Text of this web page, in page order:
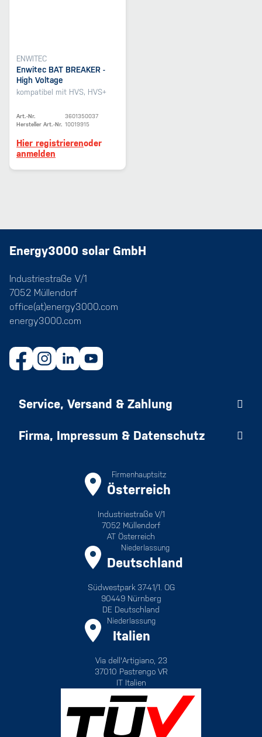
ENWITEC
Enwitec BAT BREAKER -
High Voltage
kompatibel mit HVS, HVS+
Art.-Nr.
3601350037
Hersteller Art.-Nr. 10019915
Hier registrierenoder
anmelden
Energy3000 solar GmbH
Industriestraße V/1
7052 Müllendorf
office(at)energy3000.com
energy3000.com
Service, Versand & Zahlung
Firma, Impressum & Datenschutz
Firmenhauptsitz
Österreich
Industriestraße V/1
7052 Müllendorf
AT Österreich
Niederlassung
Deutschland
Südwestpark 37-41/1. OG
90449 Nürnberg
DE Deutschland
Niederlassung
Italien
Via dell'Artigiano, 23
37010 Pastrengo VR
IT Italien